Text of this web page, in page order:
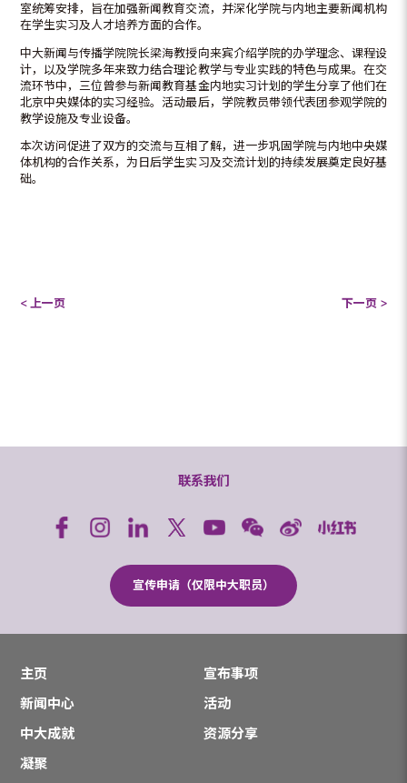
室统筹安排，旨在加强新闻教育交流，并深化学院与内地主要新闻机构
在学生实习及人才培养方面的合作。
中大新闻与传播学院院长梁海教授向来宾介绍学院的办学理念、课程设
计，以及学院多年来致力结合理论教学与专业实践的特色与成果。在交
流环节中，三位曾参与新闻教育基金内地实习计划的学生分享了他们在
北京中央媒体的实习经验。活动最后，学院教员带领代表团参观学院的
教学设施及专业设备。
本次访问促进了双方的交流与互相了解，进一步巩固学院与内地中央媒
体机构的合作关系，为日后学生实习及交流计划的持续发展奠定良好基
础。
< 上一页 下一页 >
联系我们
宣传申请（仅限中大职员）
主页
宣布事项
新闻中心
活动
中大成就
资源分享
凝聚